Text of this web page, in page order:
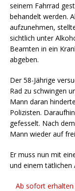
seinem Fahrrad
behandelt werden.
aufzunehmen,
sichtlich unter
Beamten in ein
abgeben.
Der 58-Jährige
Rad zu schwingen
Mann daran
Polizisten.
gefesselt. Nach
Mann wieder auf
Er muss nun mit
und einem tätlichen
Ab sofort erhalten